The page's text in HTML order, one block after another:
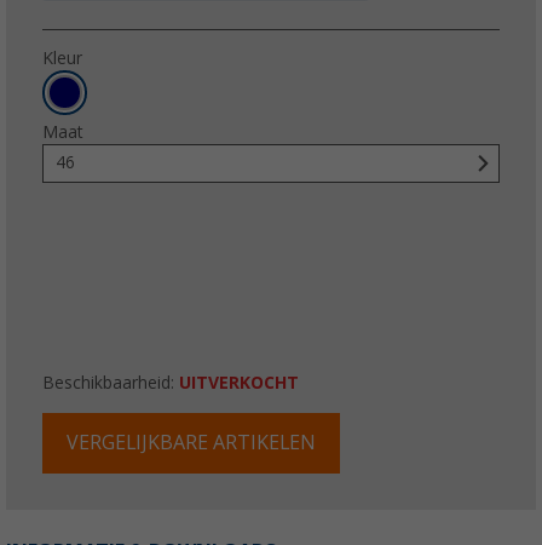
Kleur
Maat
46
Beschikbaarheid: UITVERKOCHT
VERGELIJKBARE ARTIKELEN